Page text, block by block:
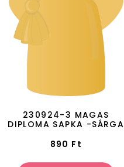
230924-3 MAGAS
DIPLOMA SAPKA -SÁRGA
890 Ft